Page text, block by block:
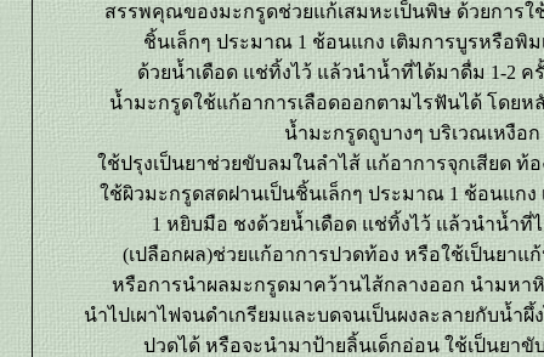
สรรพคุณของมะกรูดช่วยแก้เสมหะเป็นพิษ ด้วยการใ
ชิ้นเล็กๆ ประมาณ 1 ช้อนแกง เติมการบูรหรือพิม
ด้วยน้ำเดือด แช่ทิ้งไว้ แล้วนำน้ำที่ได้มาดื่ม 1-2 ค
น้ำมะกรูดใช้แก้อาการเลือดออกตามไรฟันได้ โดยห
น้ำมะกรูดถูบางๆ บริเวณเหงือก
ช้ปรุงเป็นยาช่วยขับลมในลำไส้ แก้อาการจุกเสียด ท้
ช้ผิวมะกรูดสดฝานเป็นชิ้นเล็กๆ ประมาณ 1 ช้อนแกง
1 หยิบมือ ชงด้วยน้ำเดือด แช่ทิ้งไว้ แล้วนำน้ำที่
(เปลือกผล)ช่วยแก้อาการปวดท้อง หรือใช้เป็นยาแ
หรือการนำผลมะกรูดมาคว้านไส้กลางออก นำมหา
นำไปเผาไฟจนดำเกรียมและบดจนเป็นผงละลายกับน้ำ
ปวดได้ หรือจะนำมาป้ายลิ้นเด็กอ่อน ใช้เป็นยาขั